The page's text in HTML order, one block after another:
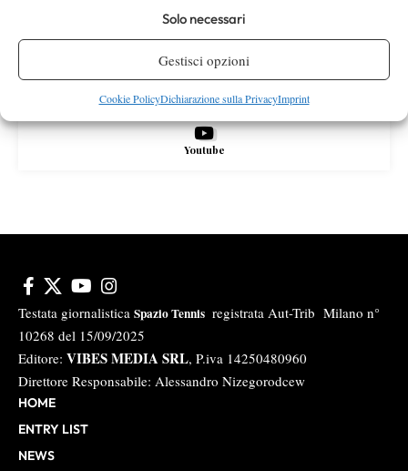
Solo necessari
Gestisci opzioni
Cookie PolicyDichiarazione sulla PrivacyImprint
X
Instagram
Youtube
Testata giornalistica Spazio Tennis registrata Aut-Trib Milano n°
10268 del 15/09/2025
Editore: VIBES MEDIA SRL, P.iva 14250480960
Direttore Responsabile: Alessandro Nizegorodcew
HOME
ENTRY LIST
NEWS